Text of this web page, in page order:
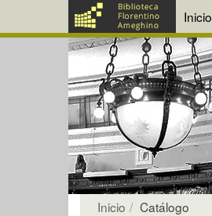
Inicio
Inicio Catálogo